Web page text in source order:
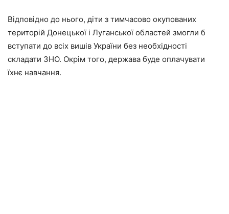
Відповідно до нього, діти з тимчасово окупованих
територій Донецької і Луганської областей змогли б
вступати до всіх вишів України без необхідності
складати ЗНО. Окрім того, держава буде оплачувати
їхнє навчання.